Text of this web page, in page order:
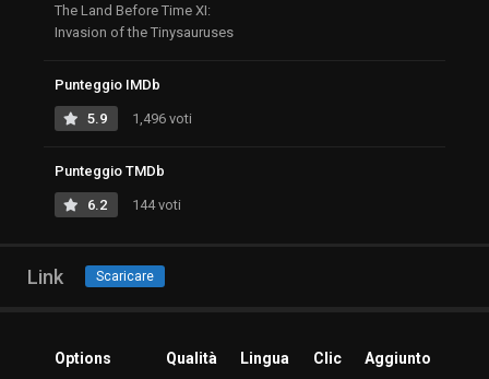
The Land Before Time XI:
Invasion of the Tinysauruses
Punteggio IMDb
5.9 1,496 voti
Punteggio TMDb
6.2 144 voti
Link Scaricare
Options Qualità Lingua Clic Aggiunto